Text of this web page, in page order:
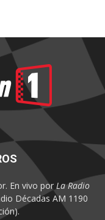
En vivo por La Radio
Décadas AM 1190